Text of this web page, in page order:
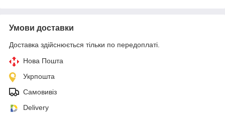
Умови доставки
Доставка здійснюється тільки по передоплаті.
Нова Пошта
Укрпошта
Самовивіз
Delivery